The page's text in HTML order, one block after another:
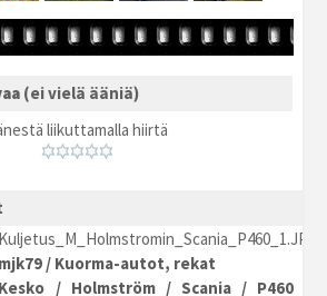
(ei vielä ääniä)
liikuttamalla hiirtä
Kuljetus_M_Holmstromin_Scania_P460_1.JPG
mjk79 / Kuorma-autot, rekat
Kesko / Holmström/ Scania/ P460